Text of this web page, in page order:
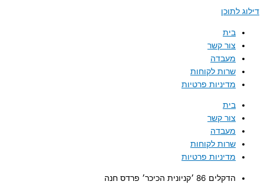
דילוג לתוכן
בית
צור קשר
מעבדה
שרות לקוחות
מדיניות פרטיות
בית
צור קשר
מעבדה
שרות לקוחות
מדיניות פרטיות
הדקלים 86 ׳קניונית הכיכר׳ פרדס חנה